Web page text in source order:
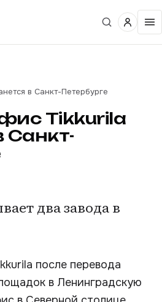
в Санкт-Петербурге
Tikkurila
Санкт-
два завода в
после перевода
в Ленинградскую